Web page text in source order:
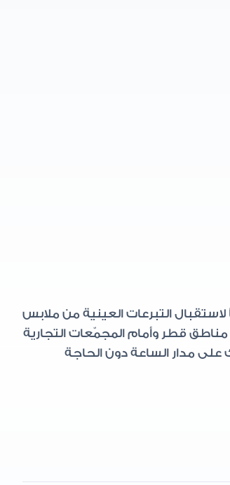
التبرعات العينية من ملابس
قطر وأمام المجمّعات التجارية
مدار الساعة دون الحاجة